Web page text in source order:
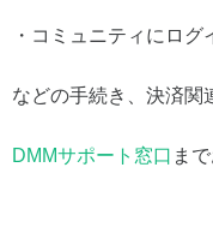
・コミュニティにログ
などの手続き、決済関
DMMサポート窓口 ま